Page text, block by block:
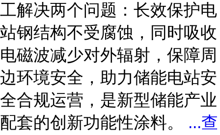
工解决两个问题：长效保护电
站钢结构不受腐蚀，同时吸收
电磁波减少对外辐射，保障周
边环境安全，助力储能电站安
全合规运营，是新型储能产业
配套的创新功能性涂料。 ...查